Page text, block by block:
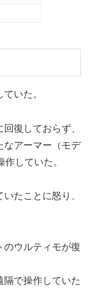
いた。
復しておらず、
なアーマー（モデ
していた。
たことに怒り、
のウルティモが復
隔で操作していた